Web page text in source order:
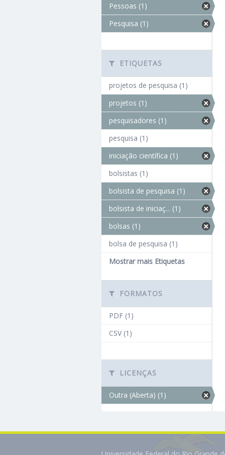
Pessoas (1)
Pesquisa (1)
ETIQUETAS
projetos de pesquisa (1)
projetos (1)
pesquisadores (1)
pesquisa (1)
iniciação científica (1)
bolsistas (1)
bolsista de pesquisa (1)
bolsista de iniciaç... (1)
bolsas (1)
bolsa de pesquisa (1)
Mostrar mais Etiquetas
FORMATOS
PDF (1)
CSV (1)
LICENÇAS
Outra (Aberta) (1)